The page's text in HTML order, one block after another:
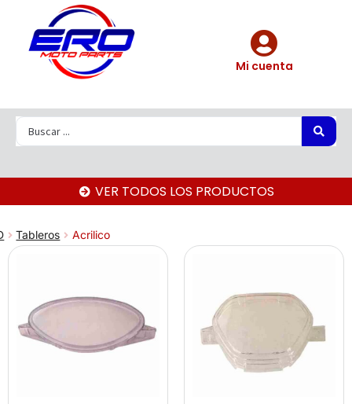
Mi cuenta
VER TODOS LOS PRODUCTOS
Tableros Acrilico